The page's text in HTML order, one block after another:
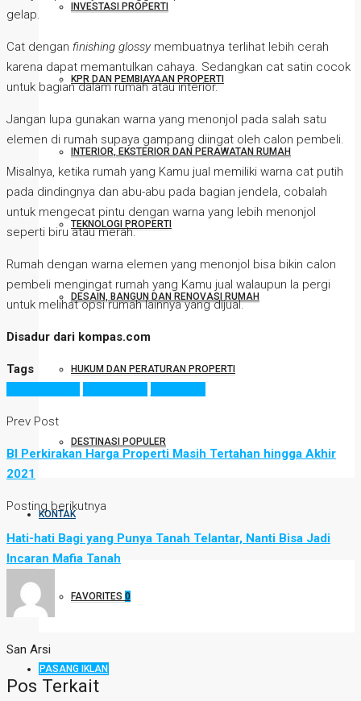
INVESTASI PROPERTI
KPR DAN PEMBIAYAAN PROPERTI
INTERIOR, EKSTERIOR DAN PERAWATAN RUMAH
TEKNOLOGI PROPERTI
DESAIN, BANGUN DAN RENOVASI RUMAH
HUKUM DAN PERATURAN PROPERTI
DESTINASI POPULER
KONTAK
FAVORITES 0
PASANG IKLAN
gelap.
Cat dengan finishing glossy membuatnya terlihat lebih cerah
karena dapat memantulkan cahaya. Sedangkan cat satin cocok
untuk bagian dalam rumah atau interior.
Jangan lupa gunakan warna yang menonjol pada salah satu
elemen di rumah supaya gampang diingat oleh calon pembeli.
Misalnya, ketika rumah yang Kamu jual memiliki warna cat putih
pada dindingnya dan abu-abu pada bagian jendela, cobalah
untuk mengecat pintu dengan warna yang lebih menonjol
seperti biru atau merah.
Rumah dengan warna elemen yang menonjol bisa bikin calon
pembeli mengingat rumah yang Kamu jual walaupun Ia pergi
untuk melihat opsi rumah lainnya yang dijual.
Disadur dari kompas.com
Tags
Prev Post
BI Perkirakan Harga Properti Masih Tertahan hingga Akhir
2021
Posting berikutnya
Hati-hati Bagi yang Punya Tanah Telantar, Nanti Bisa Jadi
Incaran Mafia Tanah
San Arsi
Pos Terkait